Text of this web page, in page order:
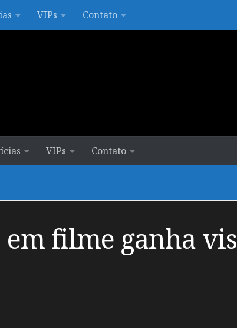
VIPs Contato
VIPs Contato
filme ganha